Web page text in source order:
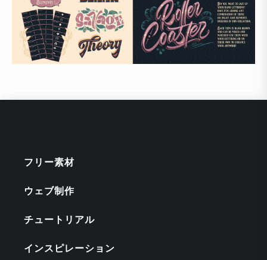
フリー素材
ウェブ制作
チュートリアル
インスピレーション